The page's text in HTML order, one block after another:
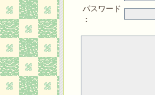
パスワード
：